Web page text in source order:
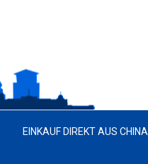
EINKAUF DIREKT AUS CHINA